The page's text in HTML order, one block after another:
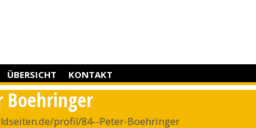
ÜBERSICHT KONTAKT
Boehringer
profil/84--Peter-Boehringer